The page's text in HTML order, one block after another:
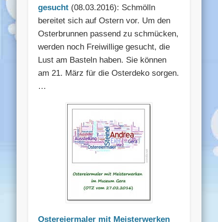
gesucht (08.03.2016): Schmölln
bereitet sich auf Ostern vor. Um den
Osterbrunnen passend zu schmücken,
werden noch Freiwillige gesucht, die
Lust am Basteln haben. Sie können
am 21. März für die Osterdeko sorgen.
…
Ostereiermaler mit Meisterwerken